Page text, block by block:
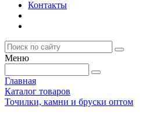
Контакты
Меню
Главная
Каталог товаров
Точилки, камни и бруски оптом